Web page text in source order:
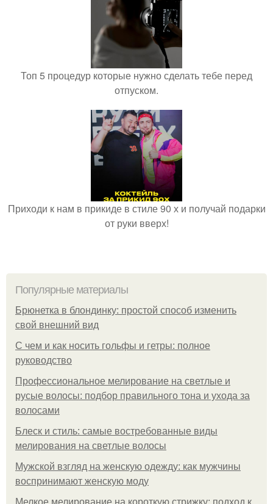
Топ 5 процедур которые нужно сделать тебе перед
отпуском.
Приходи к нам в прикиде в стиле 90 х и получай подарки
от руки вверх!
Популярные материалы
Брюнетка в блондинку: простой способ изменить
свой внешний вид
С чем и как носить гольфы и гетры: полное
руководство
Профессиональное мелирование на светлые и
русые волосы: подбор правильного тона и ухода за
волосами
Блеск и стиль: самые востребованные виды
мелирования на светлые волосы
Мужской взгляд на женскую одежду: как мужчины
воспринимают женскую моду
Мелкое мелирование на короткую стрижку: подход к